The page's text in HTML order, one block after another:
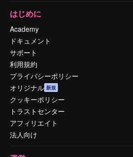
はじめに
Academy
ドキュメント
サポート
利用規約
プライバシーポリシー
オリジナル 新規
クッキーポリシー
トラストセンター
アフィリエイト
法人向け